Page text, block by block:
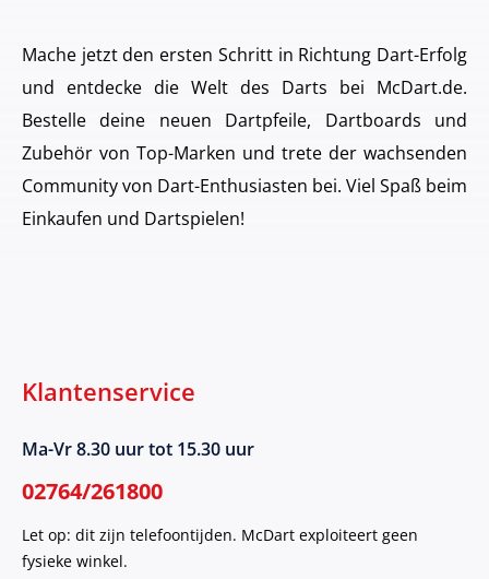
Mache jetzt den ersten Schritt in Richtung Dart-Erfolg
und entdecke die Welt des Darts bei McDart.de.
Bestelle deine neuen Dartpfeile, Dartboards und
Zubehör von Top-Marken und trete der wachsenden
Community von Dart-Enthusiasten bei. Viel Spaß beim
Einkaufen und Dartspielen!
Klantenservice
Ma-Vr 8.30 uur tot 15.30 uur
02764/261800
Let op: dit zijn telefoontijden. McDart exploiteert geen
fysieke winkel.